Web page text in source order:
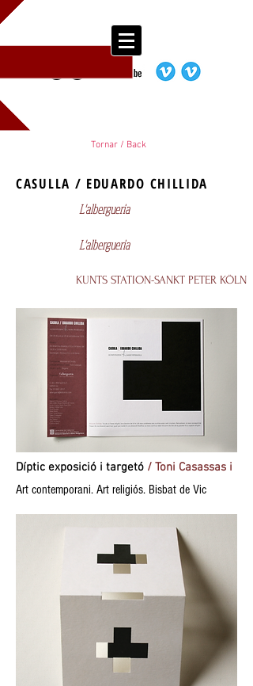
Tornar / Back
CASULLA / EDUARDO CHILLIDA
L'albergueria
L'albergueria
KUNTS STATION-SANKT PETER KÖLN
Díptic exposició i targetó / Toni Casassas i
Art contemporani. Art religiós. Bisbat de Vic